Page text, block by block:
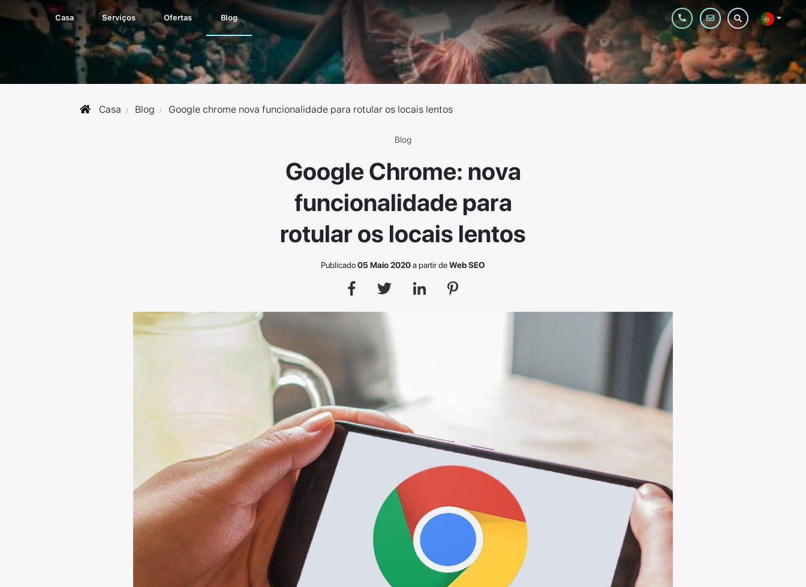
Casa Serviços Ofertas Blog
Casa Blog Google chrome nova funcionalidade para rotular os locais lentos
Blog
Google Chrome: nova
funcionalidade para
rotular os locais lentos
Publicado05 Maio 2020a partir deWeb SEO